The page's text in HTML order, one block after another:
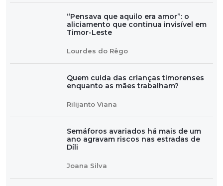
“Pensava que aquilo era amor”: o
aliciamento que continua invisível em
Timor-Leste
Lourdes do Rêgo
Quem cuida das crianças timorenses
enquanto as mães trabalham?
Rilijanto Viana
Semáforos avariados há mais de um
ano agravam riscos nas estradas de
Díli
Joana Silva